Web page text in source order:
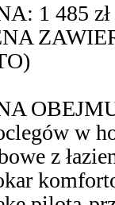
1 485 zł
w
z